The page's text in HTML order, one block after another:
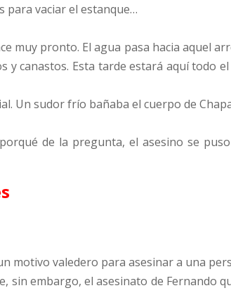
vaciar el estanque…
muy pronto. El agua pasa hacia aquel
y canastos. Esta tarde estará aquí todo
Un sudor frío bañaba el cuerpo de
de la pregunta, el asesino se
motivo valedero para asesinar a una
sin embargo, el asesinato de Fernando